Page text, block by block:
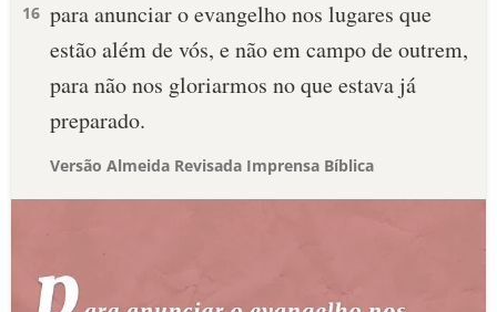
16 para anunciar o evangelho nos lugares que
estão além de vós, e não em campo de outrem,
para não nos gloriarmos no que estava já
preparado.
Versão Almeida Revisada Imprensa Bíblica